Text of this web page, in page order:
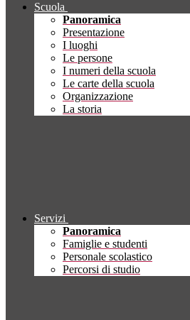
Scuola
Panoramica
Presentazione
I luoghi
Le persone
I numeri della scuola
Le carte della scuola
Organizzazione
La storia
Servizi
Panoramica
Famiglie e studenti
Personale scolastico
Percorsi di studio